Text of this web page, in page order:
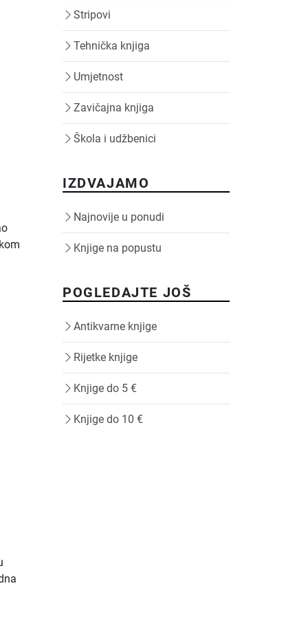
Stripovi
Tehnička knjiga
Umjetnost
Zavičajna knjiga
Škola i udžbenici
IZDVAJAMO
Najnovije u ponudi
Knjige na popustu
POGLEDAJTE JOŠ
Antikvarne knjige
Rijetke knjige
Knjige do 5 €
Knjige do 10 €